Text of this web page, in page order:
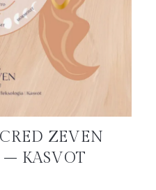
ZEVEN
– KASVOT